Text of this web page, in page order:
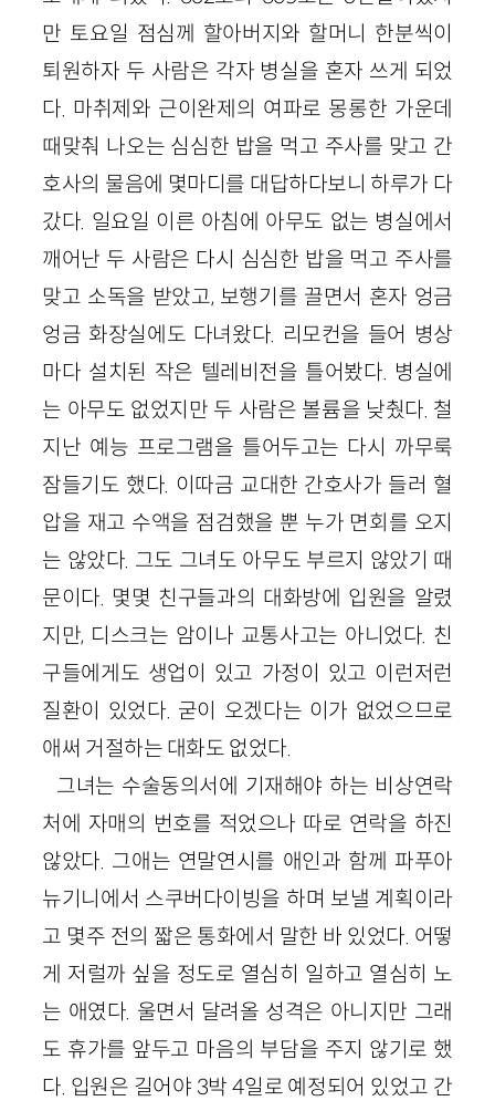
만 토요일 점심께 할아버지와 할머니 한분씩이
퇴원하자 두 사람은 각자 병실을 혼자 쓰게 되었
다. 마취제와 근이완제의 여파로 몽롱한 가운데
때맞춰 나오는 심심한 밥을 먹고 주사를 맞고 간
호사의 물음에 몇마디를 대답하다보니 하루가 다
갔다. 일요일 이른 아침에 아무도 없는 병실에서
깨어난 두 사람은 다시 심심한 밥을 먹고 주사를
맞고 소독을 받았고, 보행기를 끌면서 혼자 엉금
엉금 화장실에도 다녀왔다. 리모컨을 들어 병상
마다 설치된 작은 텔레비전을 틀어봤다. 병실에
는 아무도 없었지만 두 사람은 볼륨을 낮췄다. 철
지난 예능 프로그램을 틀어두고는 다시 까무룩
잠들기도 했다. 이따금 교대한 간호사가 들러 혈
압을 재고 수액을 점검했을 뿐 누가 면회를 오지
는 않았다. 그도 그녀도 아무도 부르지 않았기 때
문이다. 몇몇 친구들과의 대화방에 입원을 알렸
지만, 디스크는 암이나 교통사고는 아니었다. 친
구들에게도 생업이 있고 가정이 있고 이런저런
질환이 있었다. 굳이 오겠다는 이가 없었으므로
애써 거절하는 대화도 없었다.
그녀는 수술동의서에 기재해야 하는 비상연락
처에 자매의 번호를 적었으나 따로 연락을 하진
않았다. 그애는 연말연시를 애인과 함께 파푸아
뉴기니에서 스쿠버다이빙을 하며 보낼 계획이라
고 몇주 전의 짧은 통화에서 말한 바 있었다. 어떻
게 저럴까 싶을 정도로 열심히 일하고 열심히 노
는 애였다. 울면서 달려올 성격은 아니지만 그래
도 휴가를 앞두고 마음의 부담을 주지 않기로 했
다. 입원은 길어야 3박 4일로 예정되어 있었고 간